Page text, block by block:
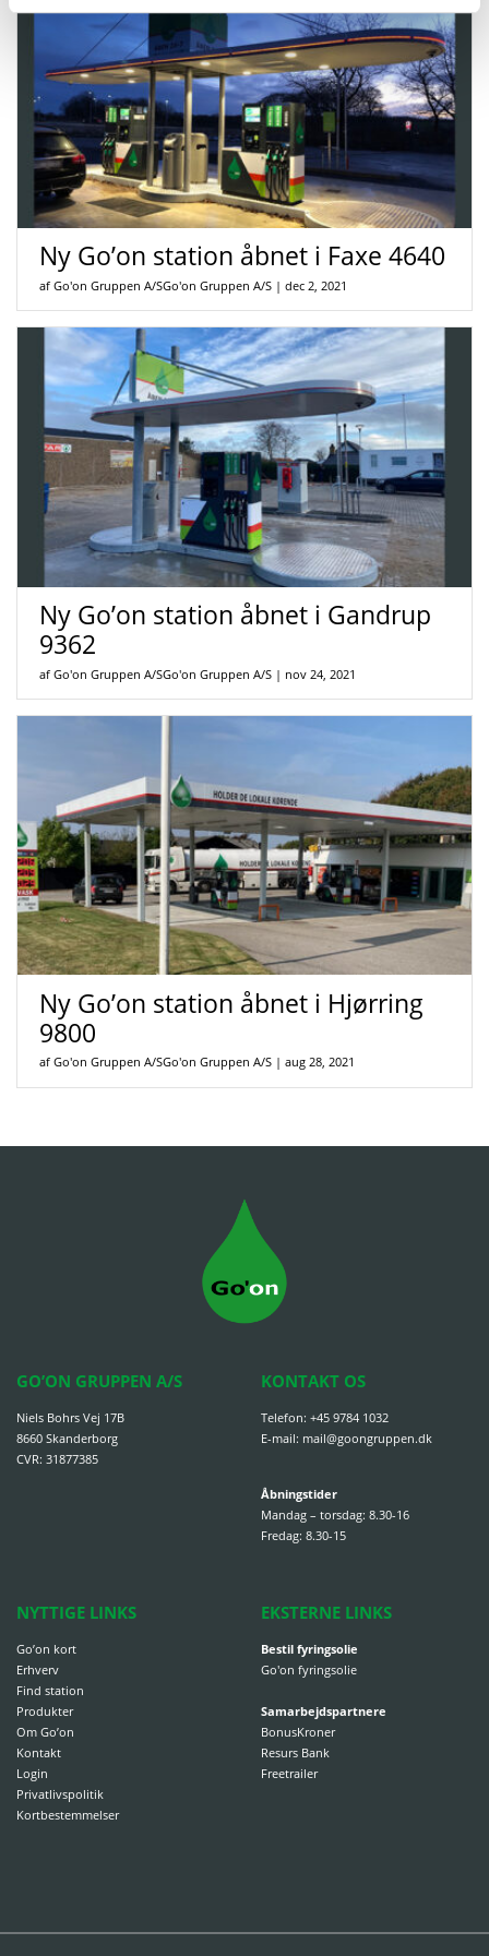
Ny Go’on station åbnet i Faxe 4640
af Go'on Gruppen A/SGo'on Gruppen A/S |dec 2, 2021
Ny Go’on station åbnet i Gandrup
9362
af Go'on Gruppen A/SGo'on Gruppen A/S | nov 24, 2021
Ny Go’on station åbnet i Hjørring
9800
af Go'on Gruppen A/SGo'on Gruppen A/S |aug 28, 2021
GO’ON GRUPPEN A/S
Niels Bohrs Vej 17B
8660 Skanderborg
CVR: 31877385
KONTAKT OS
Telefon: +45 9784 1032
E-mail: mail@goongruppen.dk
Åbningstider
Mandag – torsdag: 8.30-16
Fredag: 8.30-15
NYTTIGE LINKS
Go’on kort
Erhverv
Find station
Produkter
Om Go’on
Kontakt
Login
Privatlivspolitik
Kortbestemmelser
EKSTERNE LINKS
Bestil fyringsolie
Go'on fyringsolie
Samarbejdspartnere
BonusKroner
Resurs Bank
Freetrailer